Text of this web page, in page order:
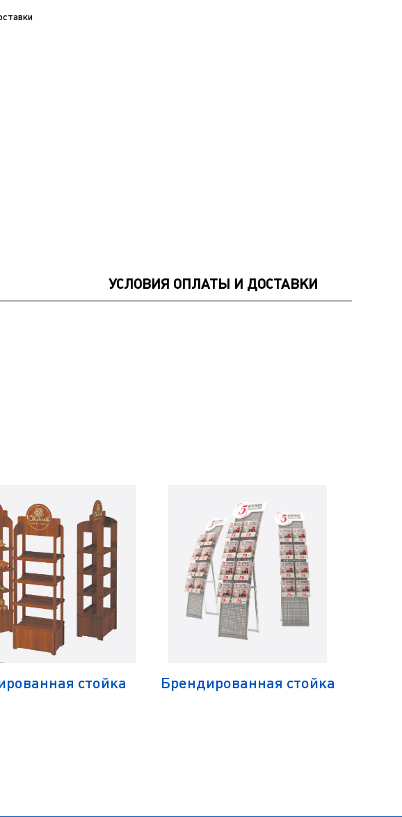
УСЛОВИЯ ОПЛАТЫ И ДОСТАВКИ
стойка Брендированная стойка